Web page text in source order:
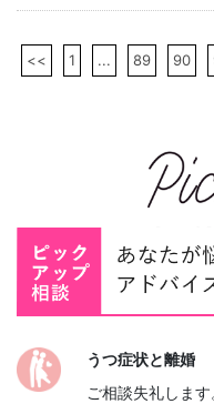
<< 1 ... 89 90
うつ症状と離婚
ご相談失礼しま